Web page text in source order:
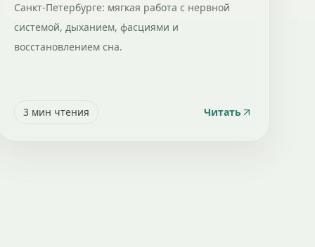
Санкт-Петербурге: мягкая работа с нервной
системой, дыханием, фасциями и
восстановлением сна.
3мин чтения Читать